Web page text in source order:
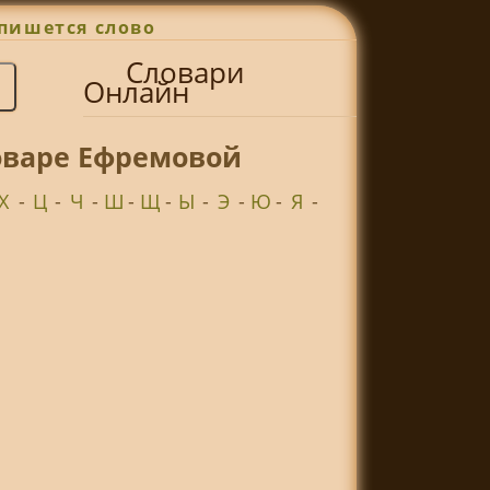
слово
Словари
Онлайн
Ефремовой
- Ц - Ч - Ш - Щ - Ы - Э - Ю- Я -